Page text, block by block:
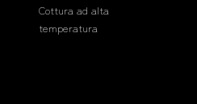
Cottura ad alta
temperatura